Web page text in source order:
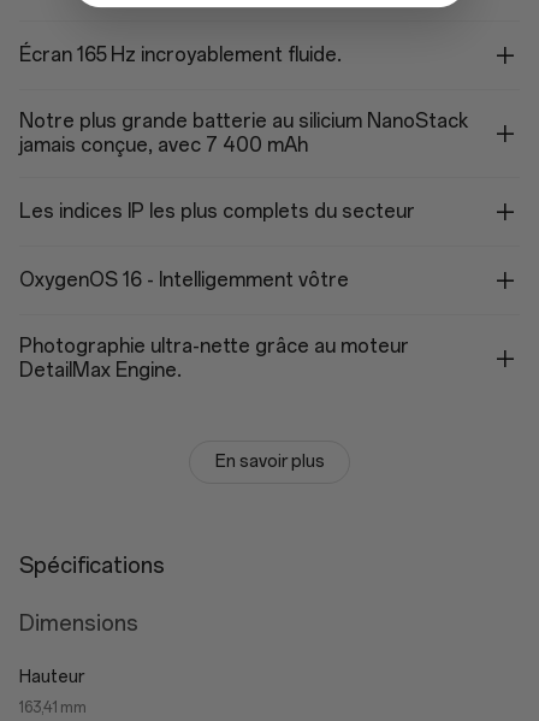
Écran 165 Hz incroyablement fluide.
Notre plus grande batterie au silicium NanoStack
jamais conçue, avec 7 400 mAh
Les indices IP les plus complets du secteur
OxygenOS 16 - Intelligemment vôtre
Photographie ultra-nette grâce au moteur
DetailMax Engine.
En savoir plus
Spécifications
Dimensions
Hauteur
163,41 mm